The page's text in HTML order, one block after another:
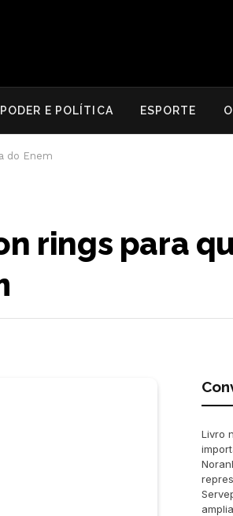
PODER E POLÍTICA ESPORTE
do Enem
rings para
Livro